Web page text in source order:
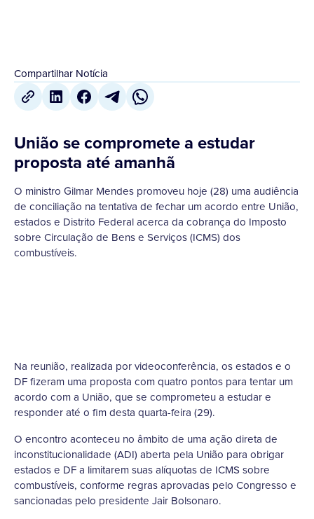
Compartilhar Notícia
União se compromete a estudar
proposta até amanhã
O ministro Gilmar Mendes promoveu hoje (28) uma audiência
de conciliação na tentativa de fechar um acordo entre União,
estados e Distrito Federal acerca da cobrança do Imposto
sobre Circulação de Bens e Serviços (ICMS) dos
combustíveis.
Na reunião, realizada por videoconferência, os estados e o
DF fizeram uma proposta com quatro pontos para tentar um
acordo com a União, que se comprometeu a estudar e
responder até o fim desta quarta-feira (29).
O encontro aconteceu no âmbito de uma ação direta de
inconstitucionalidade (ADI) aberta pela União para obrigar
estados e DF a limitarem suas alíquotas de ICMS sobre
combustíveis, conforme regras aprovadas pelo Congresso e
sancionadas pelo presidente Jair Bolsonaro.